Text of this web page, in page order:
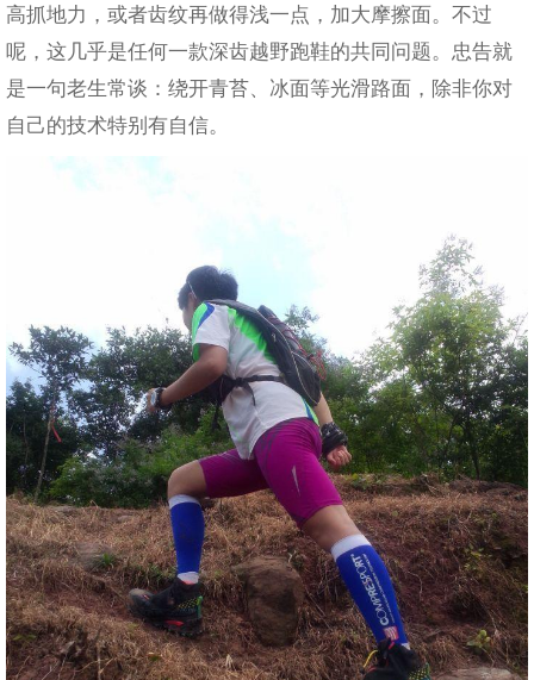
高抓地力，或者齿纹再做得浅一点，加大摩擦面。不过
呢，这几乎是任何一款深齿越野跑鞋的共同问题。忠告就
是一句老生常谈：绕开青苔、冰面等光滑路面，除非你对
自己的技术特别有自信。